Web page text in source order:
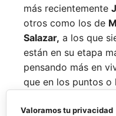
más recientemente
otros como los de
Salazar, a los que
están en su etapa
pensando más en
que en los puntos o
No por ello hemos
Valoramos tu privacidad